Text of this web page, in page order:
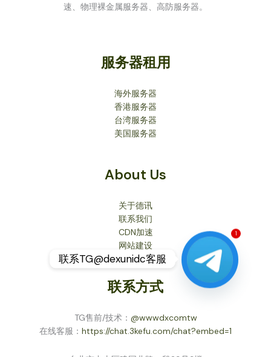
速、物理裸金属服务器、高防服务器。
服务器租用
海外服务器
香港服务器
台湾服务器
美国服务器
About Us
关于德讯
联系我们
CDN加速
网站建设
联系方式
TG售前/技术： @wwwdxcomtw
在线客服： https://chat.3kefu.com/chat?embed=1
联系TG@dexunidc客服